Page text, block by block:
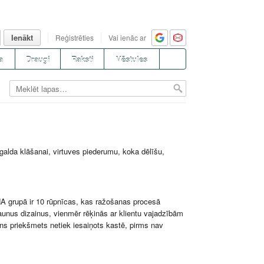
Ienākt Reģistrēties Vai ienāc ar
Draugi Raksti Vēstules
klāšanai, virtuves piederumu, koka dēlīšu,
grupā ir 10 rūpnīcas, kas ražošanas procesā
dizainus, vienmēr rēķinās ar klientu vajadzībām
priekšmets netiek iesaiņots kastē, pirms nav